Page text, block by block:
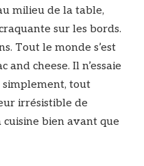
milieu de la table,
sur les bords.
Tout le monde s’est
and cheese. Il n’essaie
simplement, tout
irrésistible de
bien avant que